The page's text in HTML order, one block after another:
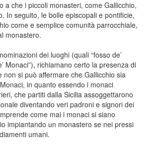
a che i piccoli monasteri, come Gallicchio,
In seguito, le bolle episcopali e pontificie,
come e semplice comunità parrocchiale,
monastero.
dei luoghi (quali “fosso de’
Monaci”), richiamano certo la presenza di
non si può affermare che Gallicchio sia
in quanto essendo i monaci
che partiti dalla Sicilia assoggettarono
diventando veri padroni e signori dei
come mai i monaci si siano
impiantando un monastero se nei pressi
umani.